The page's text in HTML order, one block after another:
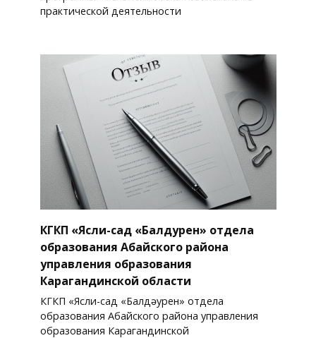
практической деятельности
КГКП «Ясли-сад «Балдәурен» отдела
образования Абайского района
управления образования
Карагандинской области
КГКП «Ясли-сад «Балдәурен» отдела
образования Абайского района управления
образования Карагандинской